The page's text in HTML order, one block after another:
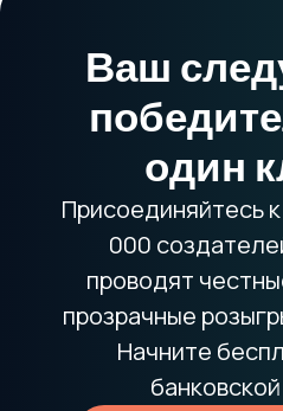
Ваш
один
Присоединяйтесь
000
проводят
прозрачные
Начните